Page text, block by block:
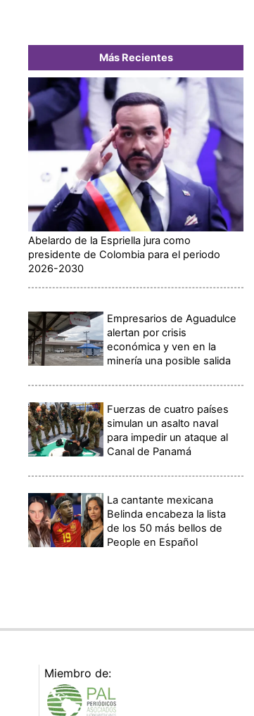
Más Recientes
Abelardo de la Espriella jura como
presidente de Colombia para el periodo
2026-2030
Empresarios de Aguadulce
alertan por crisis
económica y ven en la
minería una posible salida
Fuerzas de cuatro países
simulan un asalto naval
para impedir un ataque al
Canal de Panamá
La cantante mexicana
Belinda encabeza la lista
de los 50 más bellos de
People en Español
Miembro de: